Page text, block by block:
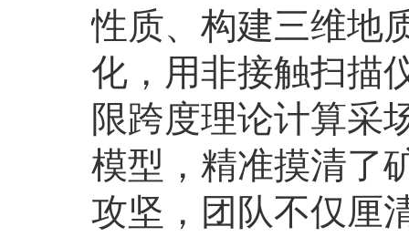
性质、构建三维地
化，用非接触扫描
限跨度理论计算采
模型，精准摸清了
攻坚，团队不仅厘